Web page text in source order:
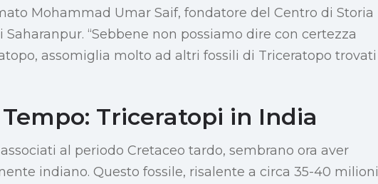
Mohammad Umar Saif, fondatore del Centro di Storia
“Sebbene non possiamo dire con certezza
assomiglia molto ad altri fossili di Triceratopo trovati
Triceratopi in India
al periodo Cretaceo tardo, sembrano ora aver
indiano. Questo fossile, risalente a circa 35-40 milioni